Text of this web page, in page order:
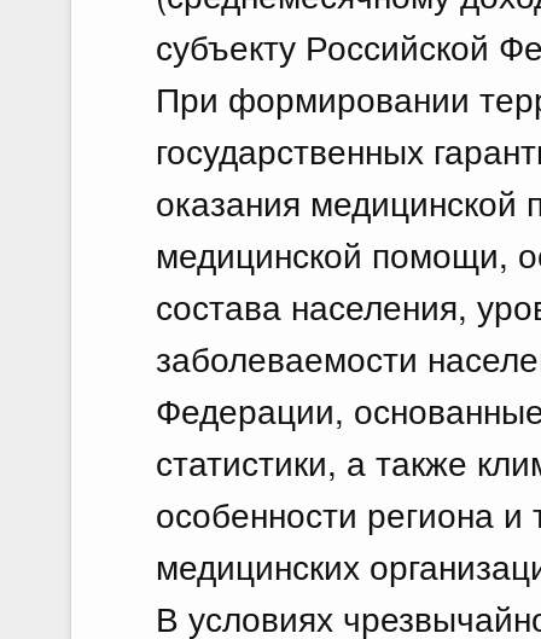
субъекту Российской
При формировании
государственных
оказания
медицинской помощи,
состава населения,
заболеваемости
Федерации,
статистики, а также
особенности региона и
медицинских
В условиях